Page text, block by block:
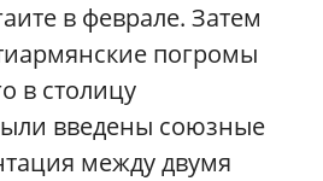
в феврале. Затем
погромы
в столицу
введены союзные
между двумя